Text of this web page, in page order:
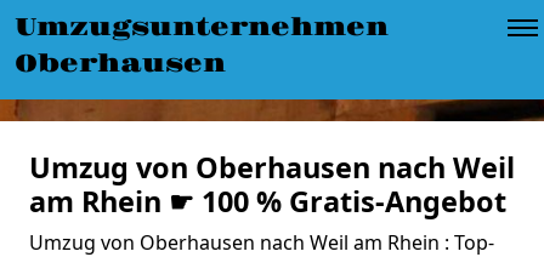
Umzugsunternehmen
Oberhausen
Umzug von Oberhausen nach Weil
am Rhein ☛ 100 % Gratis-Angebot
Umzug von Oberhausen nach Weil am Rhein : Top-